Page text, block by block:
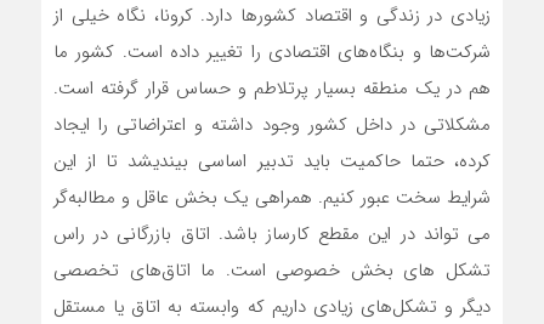
زیادی در زندگی و اقتصاد کشورها دارد. کرونا، نگاه خیلی از
شرکت‌ها و بنگاه‌های اقتصادی را تغییر داده است. کشور ما
هم در یک منطقه بسیار پرتلاطم و حساس قرار گرفته است.
مشکلاتی در داخل کشور وجود داشته و اعتراضاتی را ایجاد
کرده، حتما حاکمیت باید تدبیر اساسی بیندیشد تا از این
شرایط سخت عبور کنیم. همراهی یک بخش عاقل و مطالبه‌گر
می تواند در این مقطع کارساز باشد. اتاق بازرگانی در راس
تشکل های بخش خصوصی است. ما اتاق‌های تخصصی
دیگر و تشکل‌های زیادی داریم که وابسته به اتاق یا مستقل